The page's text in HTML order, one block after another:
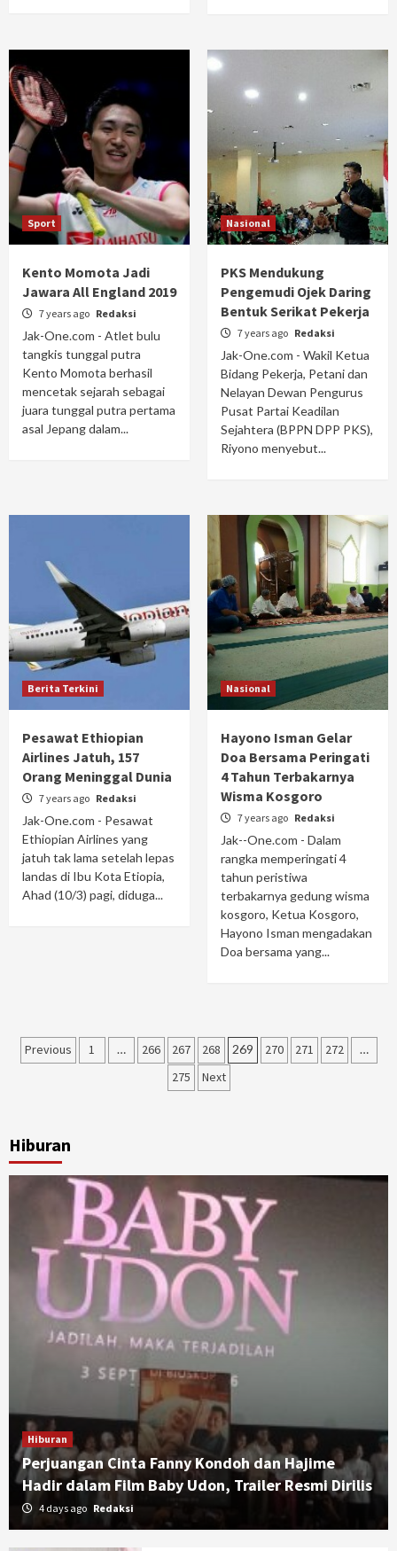
Sport
Kento Momota Jadi
Jawara All England 2019
7 years ago Redaksi
Jak-One.com - Atlet bulu
tangkis tunggal putra
Kento Momota berhasil
mencetak sejarah sebagai
juara tunggal putra pertama
asal Jepang dalam...
Nasional
PKS Mendukung
Pengemudi Ojek Daring
Bentuk Serikat Pekerja
7 years ago Redaksi
Jak-One.com - Wakil Ketua
Bidang Pekerja, Petani dan
Nelayan Dewan Pengurus
Pusat Partai Keadilan
Sejahtera (BPPN DPP PKS),
Riyono menyebut...
Berita Terkini
Pesawat Ethiopian
Airlines Jatuh, 157
Orang Meninggal Dunia
7 years ago Redaksi
Jak-One.com - Pesawat
Ethiopian Airlines yang
jatuh tak lama setelah lepas
landas di Ibu Kota Etiopia,
Ahad (10/3) pagi, diduga...
Nasional
Hayono Isman Gelar
Doa Bersama Peringati
4 Tahun Terbakarnya
Wisma Kosgoro
7 years ago Redaksi
Jak--One.com - Dalam
rangka memperingati 4
tahun peristiwa
terbakarnya gedung wisma
kosgoro, Ketua Kosgoro,
Hayono Isman mengadakan
Doa bersama yang...
Posts
Previous 1 … 266 267 268 269 270 271 272 …
275 Next
Hiburan
Hiburan
Perjuangan Cinta Fanny Kondoh dan Hajime
Hadir dalam Film Baby Udon, Trailer Resmi Dirilis
4 days ago Redaksi